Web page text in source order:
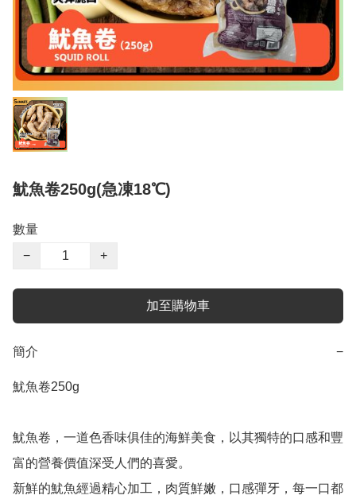
魷魚卷250g(急凍18℃)
數量
−
+
加至購物車
簡介 −
魷魚卷250g
魷魚卷，一道色香味俱佳的海鮮美食，以其獨特的口感和豐
富的營養價值深受人們的喜愛。
新鮮的魷魚經過精心加工，肉質鮮嫩，口感彈牙，每一口都